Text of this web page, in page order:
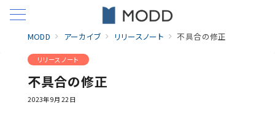
MODD アーカイブ リリースノート 不具合の修正
リリースノート
不具合の修正
2023年9月22日